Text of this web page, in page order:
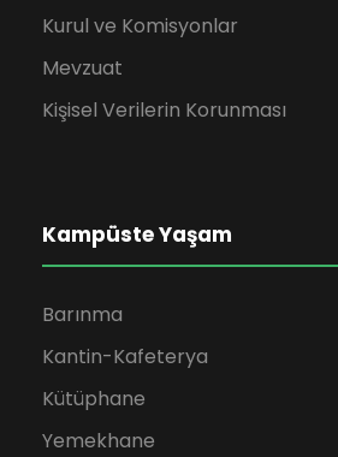
Kurul ve Komisyonlar
Mevzuat
Kişisel Verilerin Korunması
Kampüste Yaşam
Barınma
Kantin-Kafeterya
Kütüphane
Yemekhane